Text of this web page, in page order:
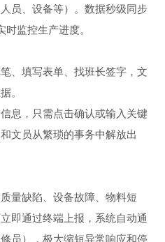
员、设备等）。数据秒级同步
监控生产进度。
、填写表单、找班长签字，文
。
息，只需点击确认或输入关键
文员从繁琐的事务中解放出
量缺陷、设备故障、物料短
即通过终端上报，系统自动通
员），极大缩短异常响应和停